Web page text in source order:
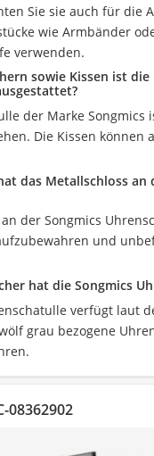
Sie sie auch für die
wie Armbänder
verwenden.
sowie Kissen ist
der Marke Songmics
Die Kissen können
das Metallschloss an
der Songmics
und
hat die Songmics
verfügt laut
grau bezogene
08362902